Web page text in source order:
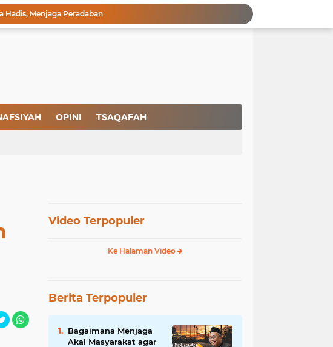
Hadis, Menjaga Peradaban
OPINI TSAQAFAH
Video Terpopuler
Ke Halaman Video
Berita Terpopuler
Bagaimana Menjaga
Akal Masyarakat agar